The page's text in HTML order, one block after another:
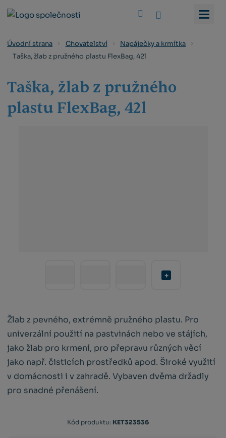
Úvodní strana Chovatelství
Napáječky a krmítka
Taška, žlab z pružného plastu FlexBag, 42l
Taška, žlab z pružného
plastu FlexBag, 42l
Žlab z pevného, extrémně pružného plastu. Pro
univerzální použití na pastvinách nebo ve stájích,
jako žlab pro krmení, pro přepravu různých věcí
jako např. čisticích prostředků apod. Široké využití
v domácnosti i v zahradě. Vybaven dvěma držadly
pro snadné přenášení.
Kód produktu: KET323536